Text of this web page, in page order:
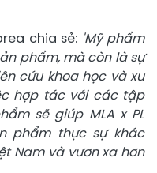
chia sẻ: 'Mỹ phẩm
phẩm, mà còn là sự
cứu khoa học và xu
hợp tác với các tập
sẽ giúp MLA x PL
phẩm thực sự khác
Nam và vươn xa hơn